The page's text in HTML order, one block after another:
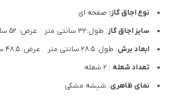
نوع اجاق گاز: صفحه ای
سایز اجاق گاز: طول:32 سانتی متر عرض: 52 سانتی متر
ابعاد برش: طول: 28.5 سانتی متر عرض: 48.5 سانتی متر
تعداد شعله : 2 شعله
نمای ظاهری: شیشه مشکی